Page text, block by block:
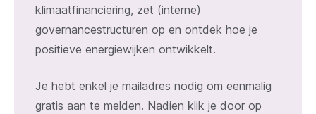
klimaatfinanciering, zet (interne)
governancestructuren op en ontdek hoe je
positieve energiewijken ontwikkelt.
Je hebt enkel je mailadres nodig om eenmalig
gratis aan te melden. Nadien klik je door op